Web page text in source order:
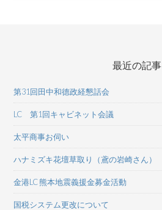
最近の記事
第31回田中和德政経懇話会
LC 第1回キャビネット会議
太平商事お伺い
ハナミズキ花壇草取り（鳶の岩崎さん）
金港LC 熊本地震義援金募金活動
国税システム更改について